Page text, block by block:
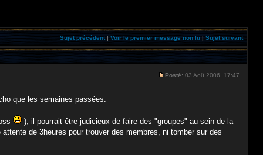
Sujet précédent|Voir le premier message non lu | Sujet suivant
Posté: 03 Aoû 2006, 17:47
que les semaines passées.
), il pourrait être judicieux de faire des "groupes" au sein de la
de 3heures pour trouver des membres, ni tomber sur des